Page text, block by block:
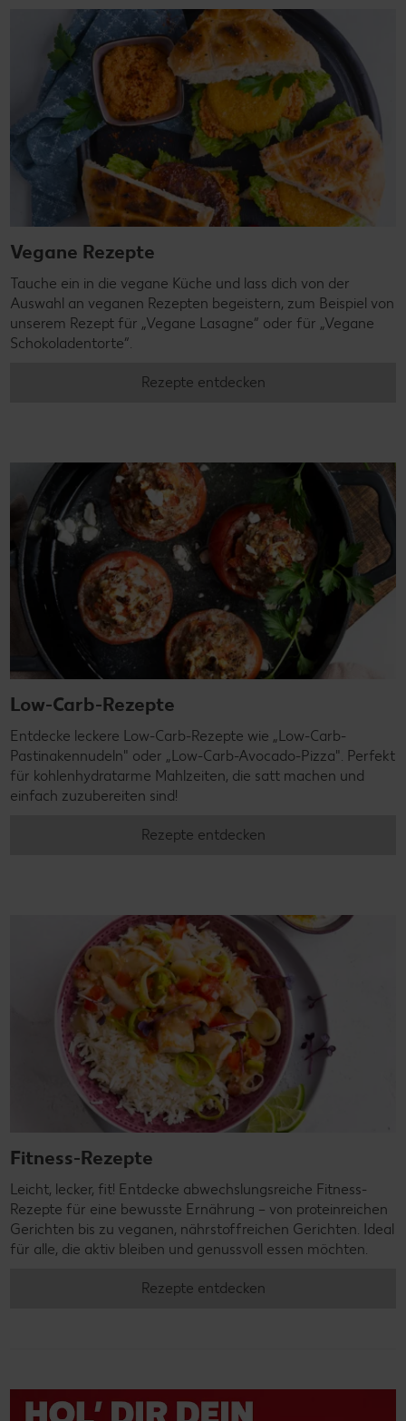
Vegane Rezepte
Tauche ein in die vegane Küche und lass dich von der
Auswahl an veganen Rezepten begeistern, zum Beispiel von
unserem Rezept für „Vegane Lasagne“ oder für „Vegane
Schokoladentorte“.
Rezepte entdecken
Low-Carb-Rezepte
Entdecke leckere Low-Carb-Rezepte wie „Low-Carb-
Pastinakennudeln" oder „Low-Carb-Avocado-Pizza". Perfekt
für kohlenhydratarme Mahlzeiten, die satt machen und
einfach zuzubereiten sind!
Rezepte entdecken
Fitness-Rezepte
Leicht, lecker, fit! Entdecke abwechslungsreiche Fitness-
Rezepte für eine bewusste Ernährung – von proteinreichen
Gerichten bis zu veganen, nährstoffreichen Gerichten. Ideal
für alle, die aktiv bleiben und genussvoll essen möchten.
Rezepte entdecken